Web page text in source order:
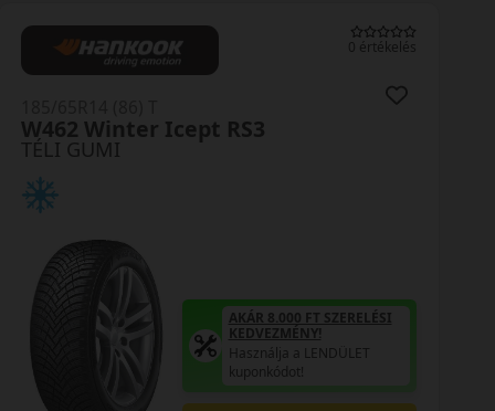
0 értékelés
TÉLI GUMI
HS02 Eurowinter
AKÁR 8.000 FT SZERELÉSI
KEDVEZMÉNY!
Használja a LENDÜLET
kuponkódot!